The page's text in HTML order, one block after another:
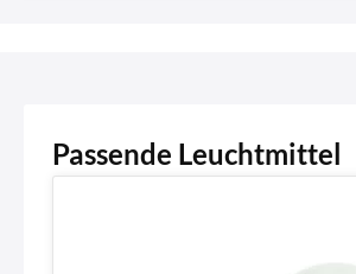
Passende Leuchtmittel